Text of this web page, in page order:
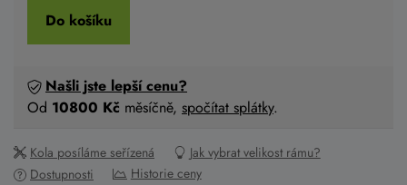
Do košíku
Našli jste lepší cenu?
Od 10800 Kč měsíčně, spočítat splátky.
Kola posíláme seřízená
Jak vybrat velikost rámu?
Dostupnosti
Historie ceny